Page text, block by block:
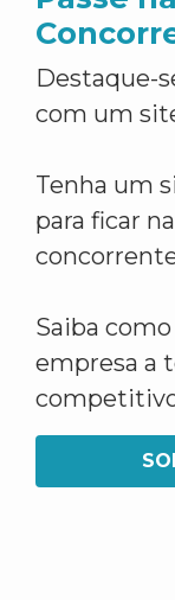
Destaque-
com um
Tenha um
para ficar
Saiba
empresa a